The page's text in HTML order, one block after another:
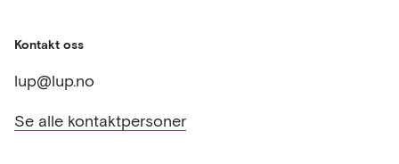
Kontakt oss
lup@lup.no
Se alle kontaktpersoner